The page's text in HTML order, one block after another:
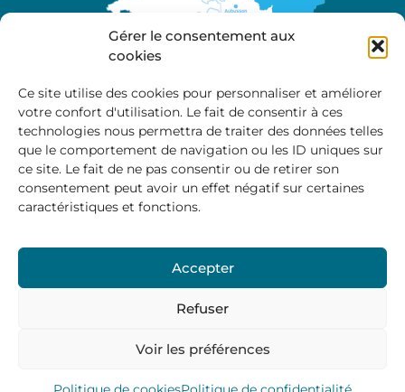
Gérer le consentement aux
cookies
Ce site utilise des cookies pour personnaliser et améliorer
votre confort d'utilisation. Le fait de consentir à ces
technologies nous permettra de traiter des données telles
que le comportement de navigation ou les ID uniques sur
ce site. Le fait de ne pas consentir ou de retirer son
consentement peut avoir un effet négatif sur certaines
caractéristiques et fonctions.
Accepter
Refuser
Voir les préférences
A propos
Site officiel de la Communauté de Communes
Marche et Combraille en Aquitaine
Horaires d’ouverture :
9:00 – 12:00 / 14:00 – 17:00
Vendredi: 9:00 – 12:00
Mentions Légales–Politique des cookies
Marche et Combraille